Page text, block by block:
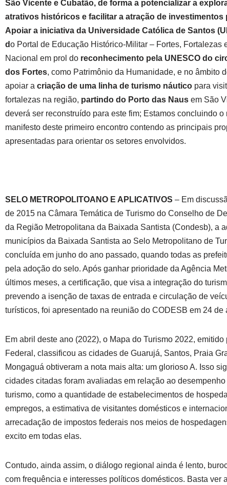
São Vicente e Cubatão, de forma a potencializar a
atrativos históricos e facilitar a atração de investimentos
Apoiar a iniciativa da Universidade Católica de Santos
do Portal de Educação Histórico-Militar – Fortes, Fortalezas
Nacional em prol do reconhecimento pela UNESCO do
dos Fortes, como Patrimônio da Humanidade, e no âmbito
apoiar a criação de uma linha de turismo náutico para
fortalezas na região, partindo do Porto das Naus em São
deverá ser reconstruído para este fim; Estamos concluindo o
manifesto deste primeiro encontro contendo as principais
apresentadas para orientar os setores envolvidos.
SELO METROPOLITOANO E APLICATIVOS – Em
de 2015 na Câmara Temática de Turismo do Conselho de
da Região Metropolitana da Baixada Santista (Condesb), a
municípios da Baixada Santista ao Selo Metropolitano de
concluída em junho do ano passado, quando todas as
pela adoção do selo. Após ganhar prioridade da Agência
últimos meses, a certificação, que visa a integração do
prevendo a isenção de taxas de entrada e circulação de
turísticos, foi apresentado na reunião do CODESB em 24 de
Em abril deste ano (2022), o Mapa do Turismo 2022, emitido
Federal, classificou as cidades de Guarujá, Santos, Praia
Mongaguá obtiveram a nota mais alta: um glorioso A. Isso
cidades citadas foram avaliadas em relação ao
turismo, como a quantidade de estabelecimentos de
empregos, a estimativa de visitantes domésticos e
arrecadação de impostos federais nos meios de
excito em todas elas.
Contudo, ainda assim, o diálogo regional ainda é lento,
com frequência e interesses políticos domésticos. Basta ver